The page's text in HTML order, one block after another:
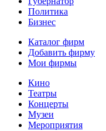
Политика
Бизнес
Каталог фирм
Добавить фирму
Мои фирмы
Кино
Театры
Концерты
Музеи
Мероприятия